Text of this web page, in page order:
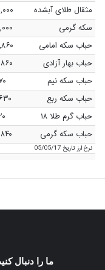
مثقال طلای آبشده
سکه گرمی
حباب سکه امامی
حباب بهار آزادی
حباب سکه نیم
حباب سکه ربع
حباب گرم طلا ۱۸
حباب سکه گرمی
نرخ ارزتاریخ 05/05/17
ما را دنبال